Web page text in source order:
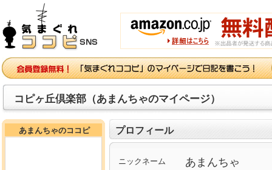
コピヶ丘倶楽部（あまんちゃのマイページ）
あまんちゃのココピ プロフィール
ニックネーム あまんちゃ